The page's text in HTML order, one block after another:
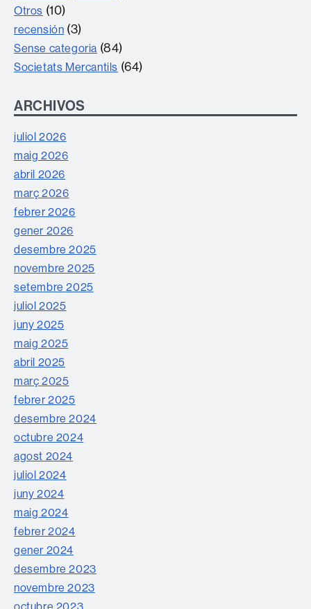
Otros (10)
recensión (3)
Sense categoria (84)
Societats Mercantils (64)
ARCHIVOS
juliol 2026
maig 2026
abril 2026
març 2026
febrer 2026
gener 2026
desembre 2025
novembre 2025
setembre 2025
juliol 2025
juny 2025
maig 2025
abril 2025
març 2025
febrer 2025
desembre 2024
octubre 2024
agost 2024
juliol 2024
juny 2024
maig 2024
febrer 2024
gener 2024
desembre 2023
novembre 2023
octubre 2023